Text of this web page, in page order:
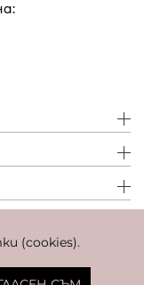
(cookies).
BGN